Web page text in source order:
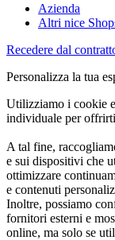
Azienda
Altri nice
Recedere dal
Personalizza la tua
Utilizziamo i cookie
individuale per offrirti
A tal fine,
e sui dispositivi che
ottimizzare
e contenuti
Inoltre, possiamo
fornitori esterni e
online, ma solo se